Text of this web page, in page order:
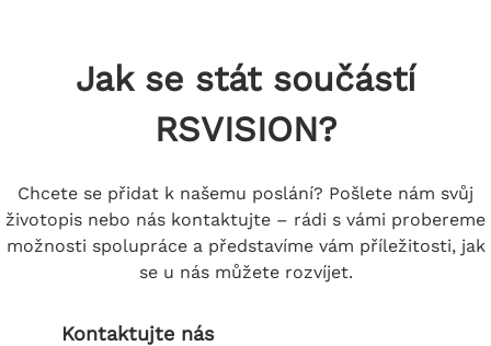
Jak se stát součástí
RSVISION?
Chcete se přidat k našemu poslání? Pošlete nám svůj
životopis nebo nás kontaktujte – rádi s vámi probereme
možnosti spoluprácea představíme vám příležitosti, jak
se u nás můžete rozvíjet.
Kontaktujte nás